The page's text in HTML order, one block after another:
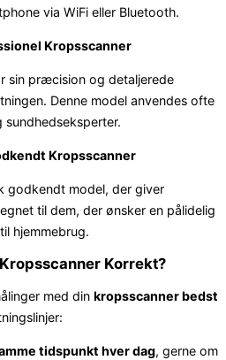
via WiFi eller Bluetooth.
Kropsscanner
sin præcision og detaljerede
Denne model anvendes ofte
Kropsscanner
godkendt model, der giver
til dem, der ønsker en pålidelig
til hjemmebrug.
Korrekt?
med din kropsscanner bedst
tidspunkt hver dag, gerne om